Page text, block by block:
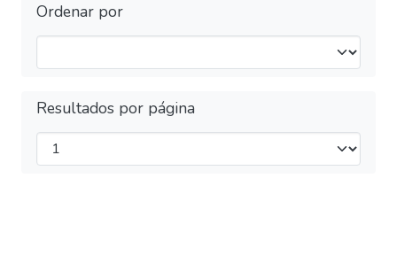
Ordenar por
Resultados por página